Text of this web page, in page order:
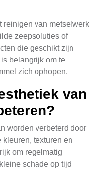
reinigen van metselwerk
zeepsoluties of
die geschikt zijn
belangrijk om te
zich ophopen.
van
worden verbeterd door
kleuren, texturen en
om regelmatig
schade op tijd